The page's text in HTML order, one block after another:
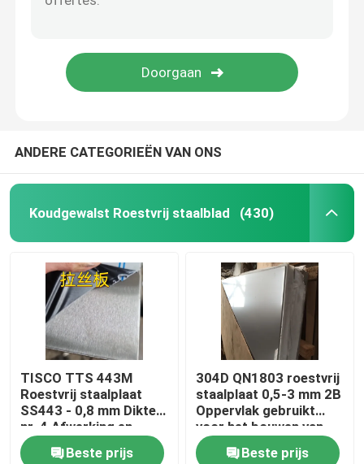
ANDERE CATEGORIEËN VAN ONS
Koudgewalst Roestvrij staalblad (430)
TISCO TTS 443M
Roestvrij staalplaat
SS443 - 0,8 mm Dikte
nr. 4 Afwerking en
beschermende coating
Beste prijs
304D QN1803 roestvrij
staalplaat 0,5-3 mm 2B
Oppervlak gebruikt
voor het bouwen van
dakwand
Beste prijs